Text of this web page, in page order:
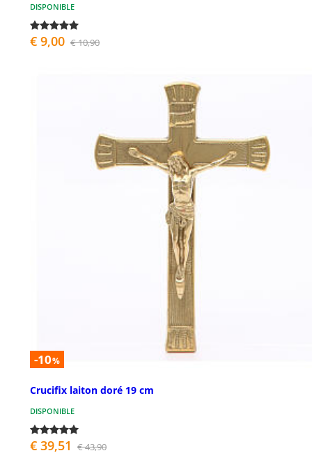
DISPONIBLE
€ 9,00 € 10,90
-10%
Crucifix laiton doré 19 cm
DISPONIBLE
€ 39,51 € 43,90